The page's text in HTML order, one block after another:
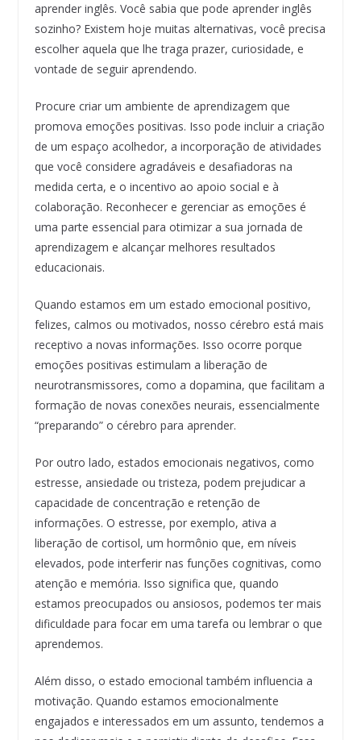
aprender inglês. Você sabia que pode aprender inglês
sozinho? Existem hoje muitas alternativas, você precisa
escolher aquela que lhe traga prazer, curiosidade, e
vontade de seguir aprendendo.
Procure criar um ambiente de aprendizagem que
promova emoções positivas. Isso pode incluir a criação
de um espaço acolhedor, a incorporação de atividades
que você considere agradáveis e desafiadoras na
medida certa, e o incentivo ao apoio social e à
colaboração. Reconhecer e gerenciar as emoções é
uma parte essencial para otimizar a sua jornada de
aprendizagem e alcançar melhores resultados
educacionais.
Quando estamos em um estado emocional positivo,
felizes, calmos ou motivados, nosso cérebro está mais
receptivo a novas informações. Isso ocorre porque
emoções positivas estimulam a liberação de
neurotransmissores, como a dopamina, que facilitam a
formação de novas conexões neurais, essencialmente
“preparando” o cérebro para aprender.
Por outro lado, estados emocionais negativos, como
estresse, ansiedade ou tristeza, podem prejudicar a
capacidade de concentração e retenção de
informações. O estresse, por exemplo, ativa a
liberação de cortisol, um hormônio que, em níveis
elevados, pode interferir nas funções cognitivas, como
atenção e memória. Isso significa que, quando
estamos preocupados ou ansiosos, podemos ter mais
dificuldade para focar em uma tarefa ou lembrar o que
aprendemos.
Além disso, o estado emocional também influencia a
motivação. Quando estamos emocionalmente
engajados e interessados em um assunto, tendemos a